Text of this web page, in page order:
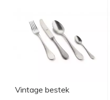
Vintage bestek